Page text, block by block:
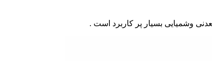
وشمیایی بسیار پر کاربرد است .